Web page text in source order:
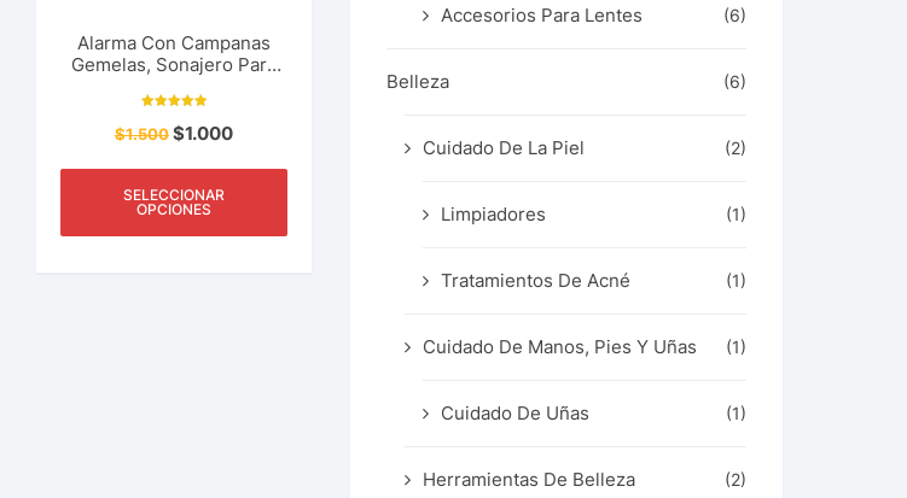
Alarma Con Campanas
Gemelas, Sonajero Para
Lago, Mar
5.00
de 5
$1.500$1.000
SELECCIONAR
OPCIONES
Accesorios Para Lentes (6)
Belleza (6)
Cuidado De La Piel (2)
Limpiadores (1)
Tratamientos De Acné (1)
Cuidado De Manos, Pies Y Uñas (1)
Cuidado De Uñas (1)
Herramientas De Belleza (2)